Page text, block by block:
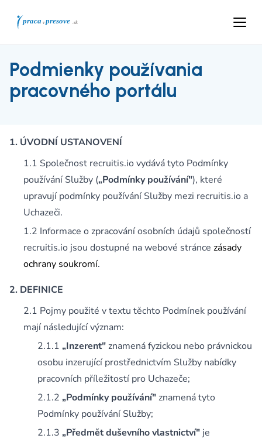
Podmienky používania
pracovného portálu
ÚVODNÍ USTANOVENÍ
Společnost recruitis.io vydává tyto Podmínky
používání Služby („Podmínky používání"), které
upravují podmínky používání Služby mezi recruitis.io a
Uchazeči.
Informace o zpracování osobních údajů společností
recruitis.io jsou dostupné na webové stránce zásady
ochrany soukromí.
DEFINICE
Pojmy použité v textu těchto Podmínek používání
mají následující význam:
„Inzerent"znamená fyzickou nebo právnickou
osobu inzerující prostřednictvím Služby nabídky
pracovních příležitostí pro Uchazeče;
„Podmínky používání"znamená tyto
Podmínky používání Služby;
„Předmět duševního vlastnictví" je